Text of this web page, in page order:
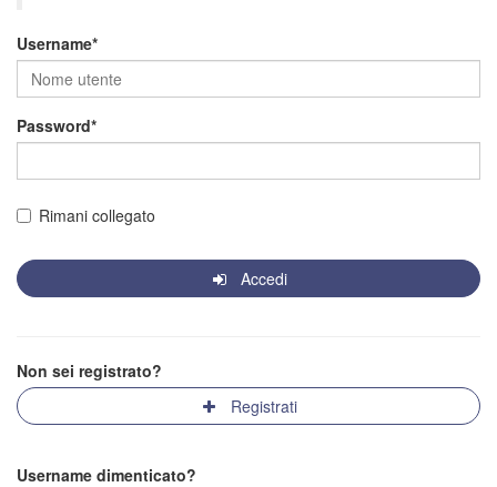
Username
Password
Rimani collegato
Accedi
Non sei registrato?
Registrati
Username dimenticato?